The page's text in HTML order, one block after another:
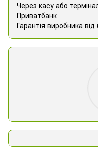
Через касу або
Приватбанк
Гарантія виробника від